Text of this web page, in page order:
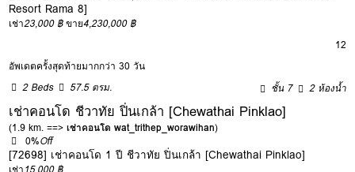
Resort Rama 8]
เช่า23,000 ฿ ขาย4,230,000 ฿
12
อัพเดตครั้งสุดท้ายมากกว่า 30 วัน
2 Beds
57.5 ตรม. ชั้น 7 2 ห้องน้ำ
เช่าคอนโด ชีวาทัย ปิ่นเกล้า [Chewathai Pinklao]
(1.9 km. ==>เช่าคอนโด wat_trithep_worawihan)
0%Off
[72698] เช่าคอนโด 1 ปี ชีวาทัย ปิ่นเกล้า [Chewathai Pinklao]
เช่า15,000 ฿